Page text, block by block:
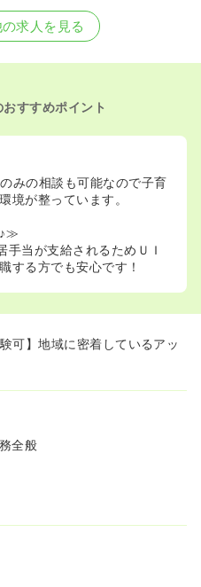
求人を見る
すすめポイント
みの相談も可能なので子育
境が整っています。
♪≫
当が支給されるためＵＩ
する方でも安心です！
可】地域に密着しているアッ
全般